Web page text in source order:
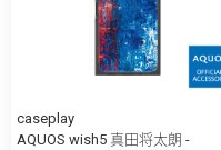
caseplay
AQUOS wish5 真田将太朗 -